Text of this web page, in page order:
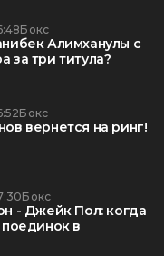
Бокс
Алимханулы с
за три титула?
Бокс
вернется на ринг!
Бокс
- Джейк Пол: когда
в